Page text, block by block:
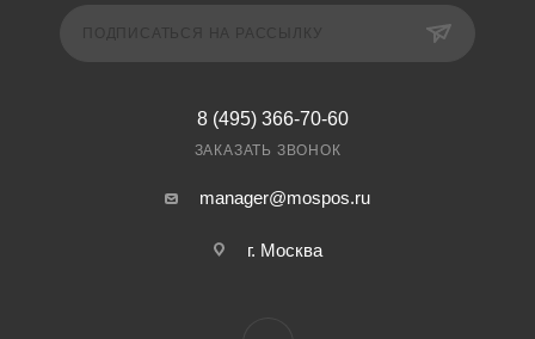
8 (495) 366-70-60
ЗАКАЗАТЬ ЗВОНОК
manager@mospos.ru
г. Москва